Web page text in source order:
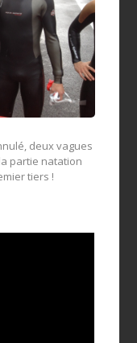
deux vagues
partie natation
tiers !